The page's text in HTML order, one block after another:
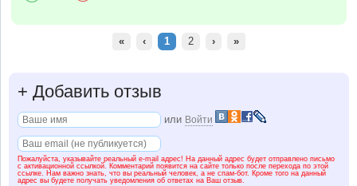
« ‹ 1 2 › »
+ Добавить отзыв
или Войти
Пожалуйста, указывайте реальный e-mail адрес! На данный адрес будет отправлено письмо
с активационной ссылкой. Комментарий появится на сайте только после перехода по этой
ссылке. Нам важно знать, что вы реальный человек, а не спам-бот. Кроме того на данный
адрес вы будете получать уведомления об ответах на Ваш отзыв.